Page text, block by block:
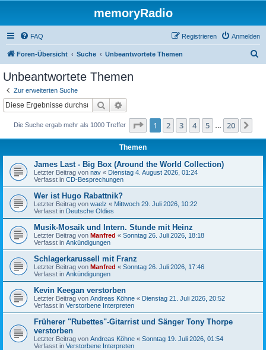
memoryRadio
FAQ Anmelden
Registrieren
Foren-Übersicht Suche Unbeantwortete Themen
Unbeantwortete Themen
Zur erweiterten Suche
Suche
Die Suche ergab mehr als 1000 Treffer Seite 1von 20
1 2 3 4 5 20
Themen
James Last - Big Box (Around the World Collection)
Letzter Beitrag von nav « Dienstag 4. August 2026, 01:24
Verfasst in CD-Besprechungen
Wer ist Hugo Rabattnik?
Letzter Beitrag von waelz « Mittwoch 29. Juli 2026, 10:22
Verfasst in Deutsche Oldies
Musik-Mosaik und Intern. Stunde mit Heinz
Letzter Beitrag von Manfred « Sonntag 26. Juli 2026, 18:18
Verfasst in Ankündigungen
Schlagerkarussell mit Franz
Letzter Beitrag von Manfred « Sonntag 26. Juli 2026, 17:46
Verfasst in Ankündigungen
Kevin Keegan verstorben
Letzter Beitrag von Andreas Köhne « Dienstag 21. Juli 2026, 20:52
Verfasst in Verstorbene Interpreten
Früherer "Rubettes"-Gitarrist und Sänger Tony Thorpe
verstorben
Letzter Beitrag von Andreas Köhne « Sonntag 19. Juli 2026, 01:54
Verfasst in Verstorbene Interpreten